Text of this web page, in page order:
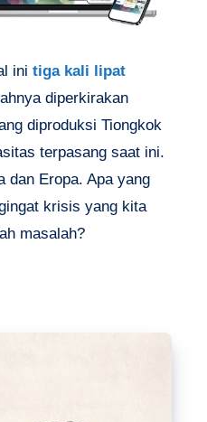
ini tiga kali lipat
diperkirakan
diproduksi Tiongkok
terpasang saat ini.
dan Eropa. Apa yang
krisis yang kita
masalah?